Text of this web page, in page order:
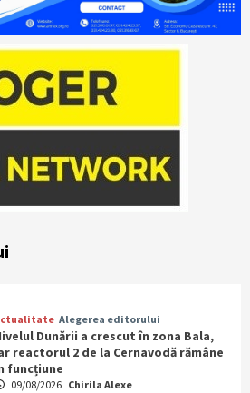
Alegerea editorului
Dunării a crescut în zona Bala,
reactorul 2 de la Cernavodă rămâne
funcțiune
09/08/2026 Chirila Alexe